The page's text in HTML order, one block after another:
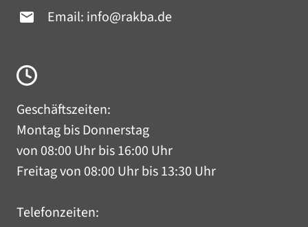
Email: info@rakba.de
Geschäftszeiten:
Montag bis Donnerstag
von 08:00 Uhr bis 16:00 Uhr
Freitag von 08:00 Uhr bis 13:30 Uhr
Telefonzeiten: